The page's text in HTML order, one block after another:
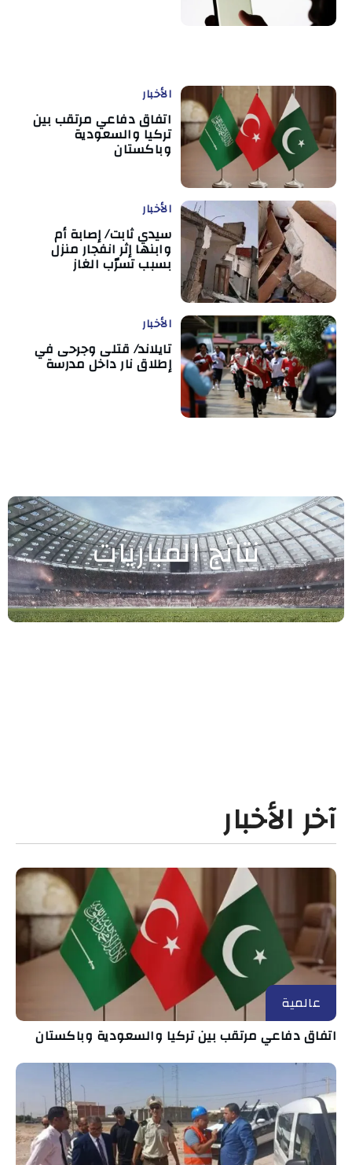
الأخبار
اتفاق دفاعي مرتقب بين
تركيا والسعودية
وباكستان
الأخبار
سيدي ثابت/ إصابة أم
وابنها إثر انفجار منزل
بسبب تسرّب الغاز
الأخبار
تايلاند/ قتلى وجرحى في
إطلاق نار داخل مدرسة
نتائج المباريات
آخر الأخبار
عالمية
اتفاق دفاعي مرتقب بين تركيا والسعودية وباكستان